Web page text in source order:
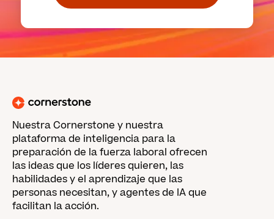
Nuestra Cornerstone y nuestra
plataforma de inteligencia para la
preparación de la fuerza laboral ofrecen
las ideas que los líderes quieren, las
habilidades y el aprendizaje que las
personas necesitan, y agentes de IA que
facilitan la acción.